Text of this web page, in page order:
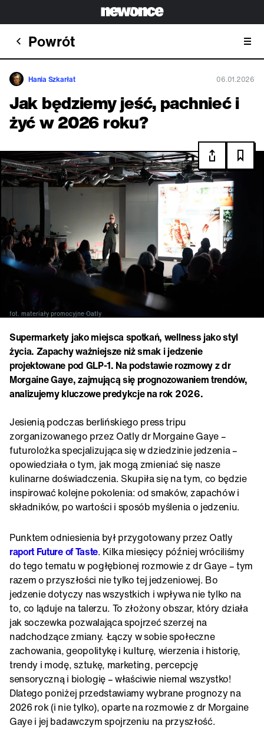
Powrót
Hania Szkarłat 06.01.2026
Jak będziemy jeść, pachnieć i
żyć w 2026 roku?
fot. materiały promocyjne Oatly
Supermarkety jako miejsca spotkań, wellness jako styl
życia. Zapachy ważniejsze niż smak i jedzenie
projektowane pod GLP-1. Na podstawie rozmowy z dr
Morgaine Gaye, zajmującą się prognozowaniem trendów,
analizujemy kluczowe predykcje na rok 2026.
Jesienią podczas berlińskiego press tripu
zorganizowanego przez Oatly dr Morgaine Gaye –
futurolożka specjalizująca się w dziedzinie jedzenia –
opowiedziała o tym, jak mogą zmieniać się nasze
kulinarne doświadczenia. Skupiła się na tym, co będzie
inspirować kolejne pokolenia: od smaków, zapachów i
składników, po wartości i sposób myślenia o jedzeniu.
Punktem odniesienia był przygotowany przez Oatly
raport Future of Taste. Kilka miesięcy później wróciliśmy
do tego tematu w pogłębionej rozmowie z dr Gaye – tym
razem o przyszłości nie tylko tej jedzeniowej. Bo
jedzenie dotyczy nas wszystkich i wpływa nie tylko na
to, co ląduje na talerzu. To złożony obszar, który działa
jak soczewka pozwalająca spojrzeć szerzej na
nadchodzące zmiany. Łączy w sobie społeczne
zachowania, geopolitykę i kulturę, wierzenia i historię,
trendy i modę, sztukę, marketing, percepcję
sensoryczną i biologię – właściwie niemal wszystko!
Dlatego poniżej przedstawiamy wybrane prognozy na
2026 rok (i nie tylko), oparte na rozmowie z dr Morgaine
Gaye i jej badawczym spojrzeniu na przyszłość.